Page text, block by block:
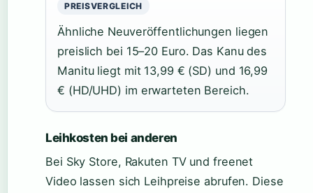
PREISVERGLEICH
Ähnliche Neuveröffentlichungen liegen
preislich bei 15–20 Euro. Das Kanu des
Manitu liegt mit 13,99 € (SD) und 16,99
€ (HD/UHD) im erwarteten Bereich.
Leihkosten bei anderen
Bei Sky Store, Rakuten TV und freenet
Video lassen sich Leihpreise abrufen. Diese